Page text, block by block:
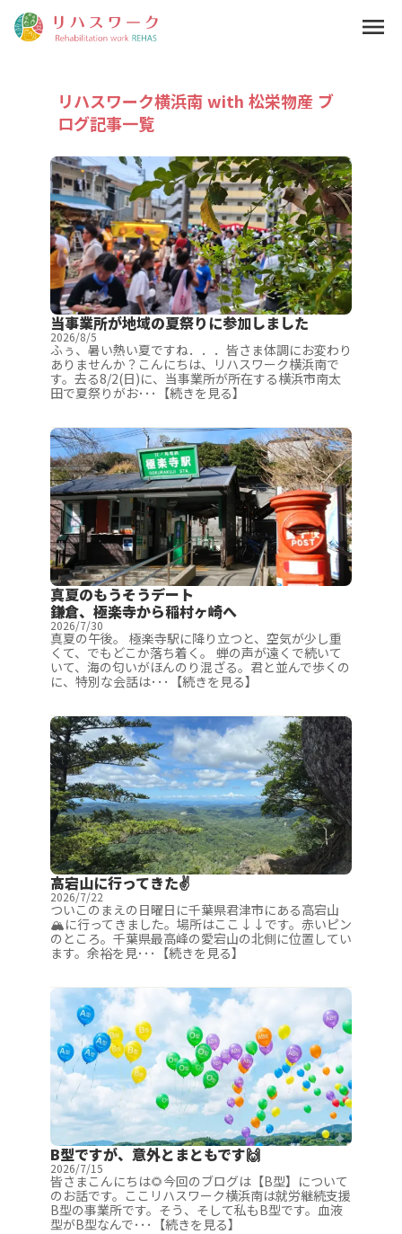
リハスワーク横浜南 with 松栄物産 ブ
ログ記事一覧
当事業所が地域の夏祭りに参加しました
2026/8/5
ふぅ、暑い熱い夏ですね．．．皆さま体調にお変わり
ありませんか？こんにちは、リハスワーク横浜南で
す。去る8/2(日)に、当事業所が所在する横浜市南太
田で夏祭りがお･･･【続きを見る】
真夏のもうそうデート
鎌倉、極楽寺から稲村ヶ崎へ
2026/7/30
真夏の午後。 極楽寺駅に降り立つと、空気が少し重
くて、でもどこか落ち着く。 蝉の声が遠くで続いて
いて、海の匂いがほんのり混ざる。君と並んで歩くの
に、特別な会話は･･･【続きを見る】
高宕山に行ってきた✌️
2026/7/22
ついこのまえの日曜日に千葉県君津市にある高宕山
🏔️に行ってきました。場所はここ↓↓です。赤いピン
のところ。千葉県最高峰の愛宕山の北側に位置してい
ます。余裕を見･･･【続きを見る】
B型ですが、意外とまともです🙌
2026/7/15
皆さまこんにちは🌻今回のブログは【B型】について
のお話です。ここリハスワーク横浜南は就労継続支援
B型の事業所です。そう、そして私もB型です。血液
型がB型なんで･･･【続きを見る】
menu